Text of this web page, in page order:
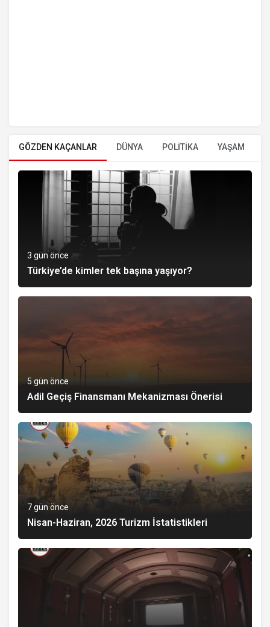
GÖZDEN KAÇANLAR DÜNYA POLİTİKA YAŞAM
3 gün önce
Türkiye’de kimler tek başına yaşıyor?
5 gün önce
Adil Geçiş Finansmanı Mekanizması Önerisi
7 gün önce
Nisan-Haziran, 2026 Turizm İstatistikleri